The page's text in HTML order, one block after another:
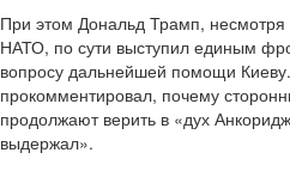
При этом Дональд Трамп, несмотря
НАТО, по сути выступил единым
вопросу дальнейшей помощи
прокомментировал, почему
продолжают верить в «дух
выдержал».